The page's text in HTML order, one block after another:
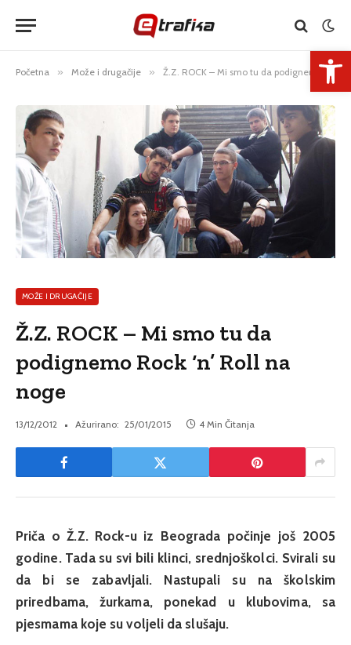
Početna » Može i drugačije » Ž.Z. ROCK – Mi smo tu da podignemo Rock ‘n’ Roll na noge
MOŽE I DRUGAČIJE
Ž.Z. ROCK – Mi smo tu da
podignemo Rock ‘n’ Roll na
noge
13/12/2012 Ažurirano: 25/01/2015 4 Min Čitanja
Priča o Ž.Z. Rock-u iz Beograda počinje još 2005
godine. Tada su svi bili klinci, srednjoškolci. Svirali su
da bi se zabavljali. Nastupali su na školskim
priredbama, žurkama, ponekad u klubovima, sa
pjesmama koje su voljeli da slušaju.